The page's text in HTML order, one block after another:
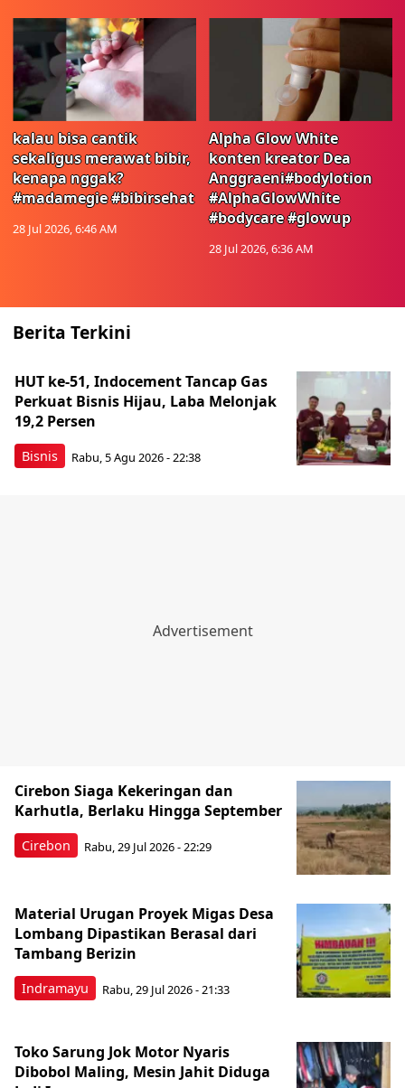
kalau bisa cantik
sekaligus merawat bibir,
kenapa nggak?
#madamegie #bibirsehat
28 Jul 2026, 6:46 AM
Alpha Glow White
konten kreator Dea
Anggraeni#bodylotion
#AlphaGlowWhite
#bodycare #glowup
28 Jul 2026, 6:36 AM
Berita Terkini
Bisnis
HUT ke-51, Indocement Tancap Gas
Perkuat Bisnis Hijau, Laba Melonjak
19,2 Persen
Rabu, 5 Agu 2026 - 22:38
Cirebon
Cirebon Siaga Kekeringan dan
Karhutla, Berlaku Hingga September
Rabu, 29 Jul 2026 - 22:29
Indramayu
Material Urugan Proyek Migas Desa
Lombang Dipastikan Berasal dari
Tambang Berizin
Rabu, 29 Jul 2026 - 21:33
Toko Sarung Jok Motor Nyaris
Dibobol Maling, Mesin Jahit Diduga